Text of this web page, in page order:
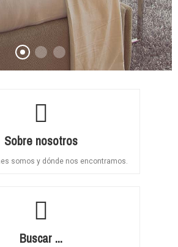
Sobre nosotros
somos y dónde nos encontramos.
Buscar ...